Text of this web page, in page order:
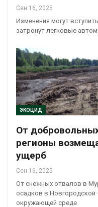
Сен 16, 2025
Изменения могут
затронут легковые
ЭКОЦИД
От
регионы
ущерб
Сен 16, 2025
От снежных отвалов в
осадков в
окружающей среде